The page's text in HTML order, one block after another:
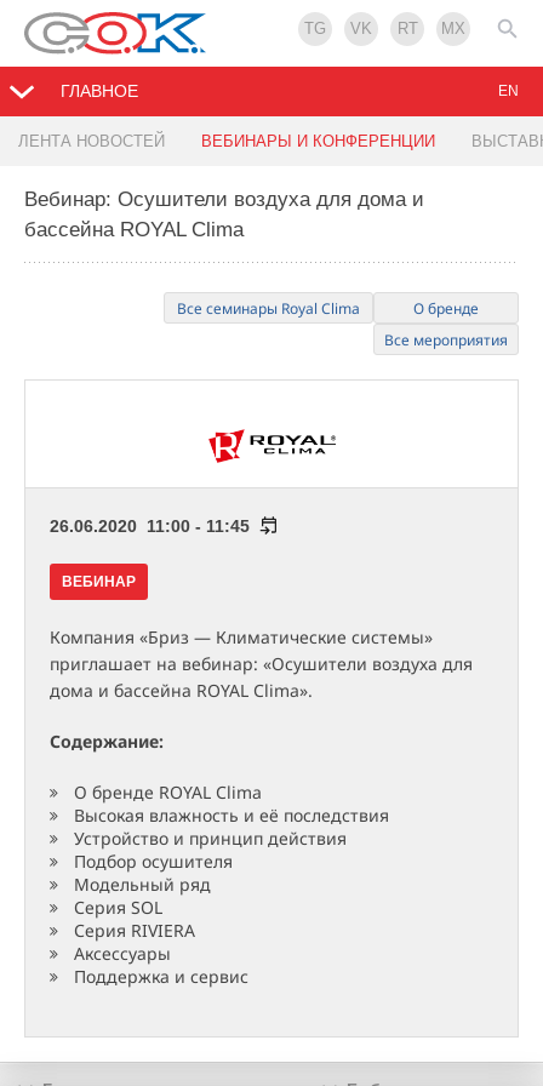
TG VK RT MX
ГЛАВНОЕ
ЛЕНТА НОВОСТЕЙ ВЕБИНАРЫ И КОНФЕРЕНЦИИ
EN
Вебинар: Осушители воздуха для дома и
бассейна ROYAL Clima
Все семинары Royal Clima
О бренде
Все мероприятия
26.06.2020 11:00 - 11:45
ВЕБИНАР
Компания «Бриз — Климатические системы»
приглашает на вебинар: «Осушители воздуха для
дома и бассейна ROYAL Clima».
Содержание:
О бренде ROYAL Clima
Высокая влажность и её последствия
Устройство и принцип действия
Подбор осушителя
Модельный ряд
Серия SOL
Серия RIVIERA
Аксессуары
Поддержка и сервис